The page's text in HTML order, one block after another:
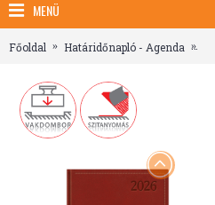
MENÜ
Főoldal Határidőnapló - Agenda